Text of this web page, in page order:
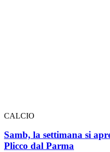
CALCIO
Samb, la settimana si
Plicco dal Parma